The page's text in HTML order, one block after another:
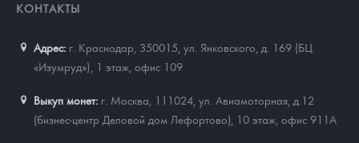
КОНТАКТЫ
Адрес: г. Краснодар, 350015 ул. Янковского, д. 169 (БЦ
«Изумруд»), 1 этаж, офис 109
Выкуп монет: г. Москва, 111024, ул. Авиамоторная, д.12
(бизнес-центр Деловой дом Лефортово), 10 этаж, офис 911А